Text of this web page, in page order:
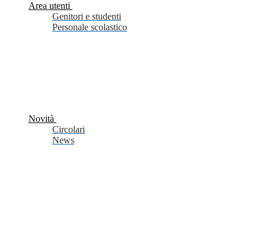
Area utenti
Genitori e studenti
Personale scolastico
Novità
Circolari
News